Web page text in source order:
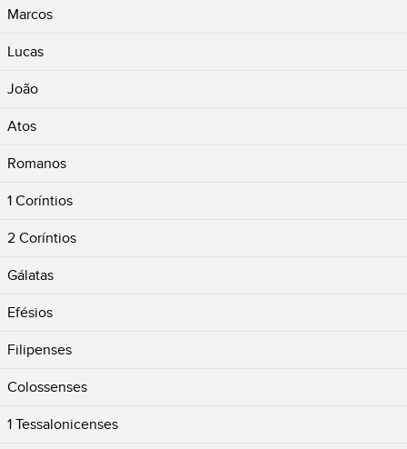
Marcos
Lucas
João
Atos
Romanos
1 Coríntios
2 Coríntios
Gálatas
Efésios
Filipenses
Colossenses
1 Tessalonicenses